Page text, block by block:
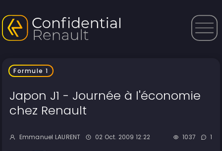
Formule 1
Japon J1 - Journée à l'économie
chez Renault
Emmanuel LAURENT 02 Oct. 2009 12:22 1037 1